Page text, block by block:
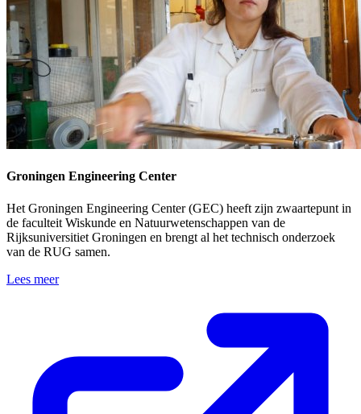
Groningen Engineering Center
Het Groningen Engineering Center (GEC) heeft zijn zwaartepunt in
de faculteit Wiskunde en Natuurwetenschappen van de
Rijksuniversitiet Groningen en brengt al het technisch onderzoek
van de RUG samen.
Lees meer